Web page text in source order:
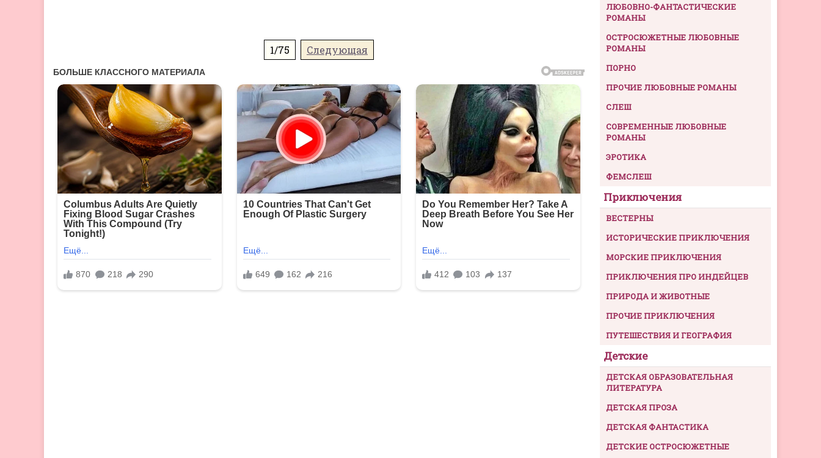
1/75 Следующая
ЛЮБОВНО-ФАНТАСТИЧЕСКИЕ
РОМАНЫ
ОСТРОСЮЖЕТНЫЕ ЛЮБОВНЫЕ
РОМАНЫ
ПОРНО
ПРОЧИЕ ЛЮБОВНЫЕ РОМАНЫ
СЛЕШ
СОВРЕМЕННЫЕ ЛЮБОВНЫЕ
РОМАНЫ
ЭРОТИКА
ФЕМСЛЕШ
Приключения
ВЕСТЕРНЫ
ИСТОРИЧЕСКИЕ ПРИКЛЮЧЕНИЯ
МОРСКИЕ ПРИКЛЮЧЕНИЯ
ПРИКЛЮЧЕНИЯ ПРО ИНДЕЙЦЕВ
ПРИРОДА И ЖИВОТНЫЕ
ПРОЧИЕ ПРИКЛЮЧЕНИЯ
ПУТЕШЕСТВИЯ И ГЕОГРАФИЯ
Детские
ДЕТСКАЯ ОБРАЗОВАТЕЛЬНАЯ
ЛИТЕРАТУРА
ДЕТСКАЯ ПРОЗА
ДЕТСКАЯ ФАНТАСТИКА
ДЕТСКИЕ ОСТРОСЮЖЕТНЫЕ